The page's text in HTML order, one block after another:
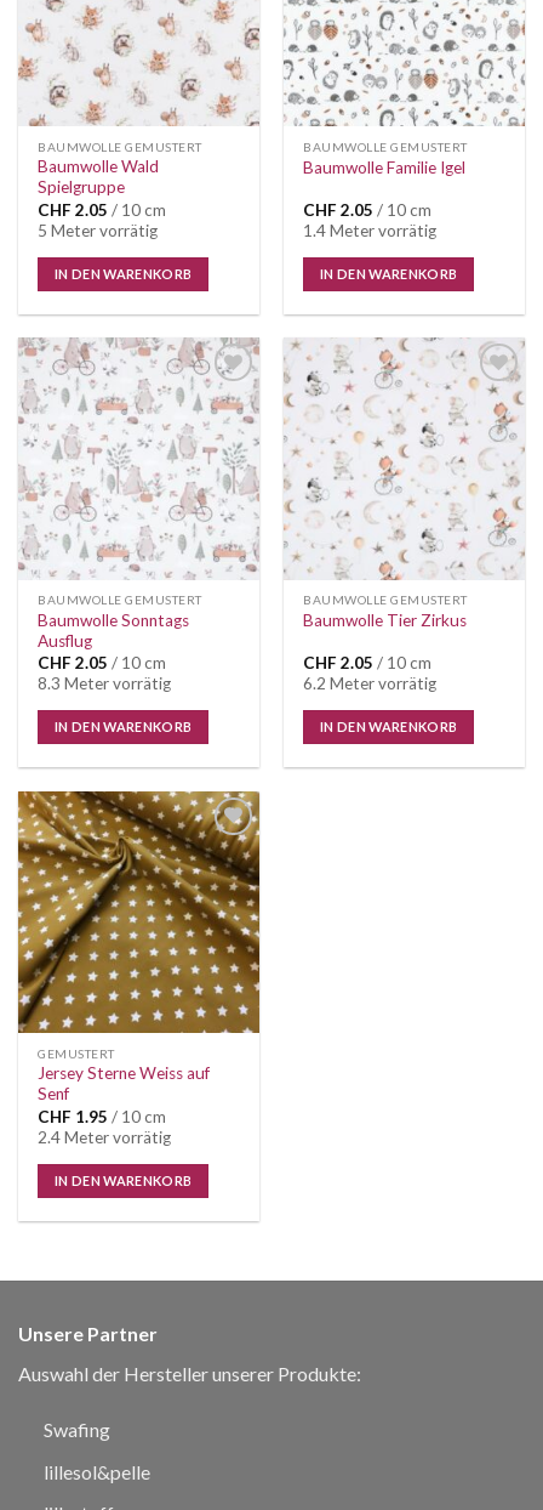
BAUMWOLLE GEMUSTERT
Baumwolle Wald
Spielgruppe
CHF 2.05 / 10 cm
5 Meter vorrätig
IN DEN WARENKORB
BAUMWOLLE GEMUSTERT
Baumwolle Familie Igel
CHF 2.05 / 10 cm
1.4 Meter vorrätig
IN DEN WARENKORB
Auf die
Wunschliste
BAUMWOLLE GEMUSTERT
Baumwolle Sonntags
Ausflug
CHF 2.05 / 10 cm
8.3 Meter vorrätig
IN DEN WARENKORB
Auf die
Wunschliste
BAUMWOLLE GEMUSTERT
Baumwolle Tier Zirkus
CHF 2.05 / 10 cm
6.2 Meter vorrätig
IN DEN WARENKORB
Auf die
Wunschliste
GEMUSTERT
Jersey Sterne Weiss auf
Senf
CHF 1.95 / 10 cm
2.4 Meter vorrätig
IN DEN WARENKORB
Unsere Partner
Auswahl der Hersteller unserer Produkte:
Swafing
lillesol&pelle